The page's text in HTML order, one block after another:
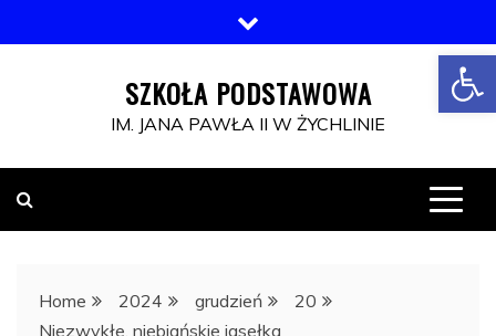
Otwórz pasek narzędzi
to
SZKOŁA PODSTAWOWA
IM. JANA PAWŁA II W ŻYCHLINIE
Home 2024 grudzień
20
Niezwykłe, niebiańskie jasełka